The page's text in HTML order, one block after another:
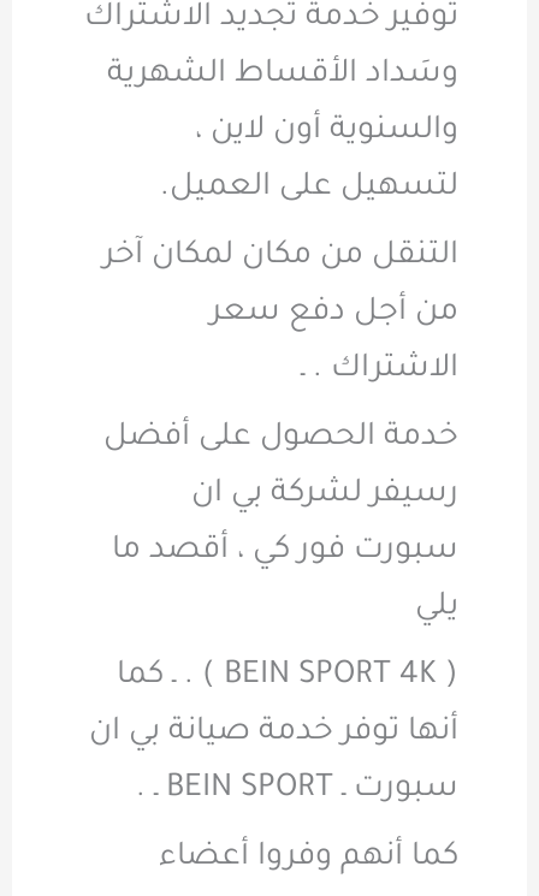
توفير خدمة تجديد الاشتراك
وسَداد الأقساط الشهرية
والسنوية أون لاين ،
لتسهيل على العميل.
التنقل من مكان لمكان آخر
من أجل دفع سعر
الاشتراك . ـ
خدمة الحصول على أفضل
رسيفر لشركة بي ان
سبورت فور كي ، أقصد ما
يلي
( BEIN SPORT 4K ) . ـ كما
أنها توفر خدمة صيانة بي ان
سبورت ـ BEIN SPORT ـ .
كما أنهم وفروا أعضاء